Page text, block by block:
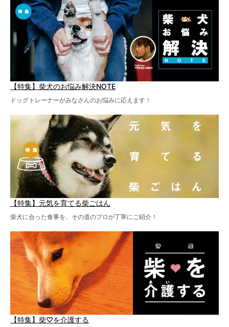
【特集】柴犬のお悩み解決NOTE
ドッグトレーナーがみなさんのお悩みに応えます！
【特集】元気を育てる柴ごはん
柴犬に合った食事を、その道のプロが丁寧にご紹介！
【特集】柴♡を介護する